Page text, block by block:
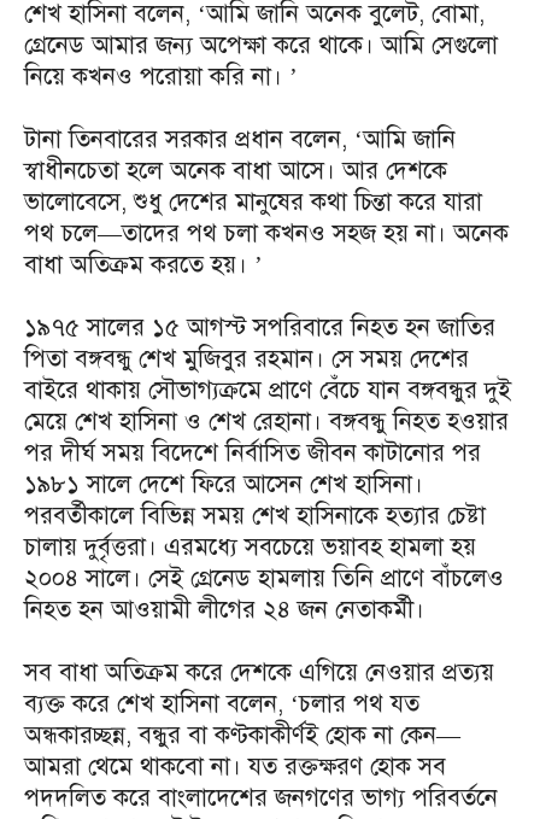
শেখ হাসিনা বলেন, ‘আমি জানি অনেক বুলেট, বোমা,
গ্রেনেড আমার জন্য অপেক্ষা করে থাকে। আমি সেগুলো
নিয়ে কখনও পরোয়া করি না। ’
টানা তিনবারের সরকার প্রধান বলেন, ‘আমি জানি
স্বাধীনচেতা হলে অনেক বাধা আসে। আর দেশকে
ভালোবেসে, শুধু দেশের মানুষের কথা চিন্তা করে যারা
পথ চলে—তাদের পথ চলা কখনও সহজ হয় না। অনেক
বাধা অতিক্রম করতে হয়। ’
১৯৭৫ সালের ১৫ আগস্ট সপরিবারে নিহত হন জাতির
পিতা বঙ্গবন্ধু শেখ মুজিবুর রহমান। সে সময় দেশের
বাইরে থাকায় সৌভাগ্যক্রমে প্রাণে বেঁচে যান বঙ্গবন্ধুর দুই
মেয়ে শেখ হাসিনা ও শেখ রেহানা। বঙ্গবন্ধু নিহত হওয়ার
পর দীর্ঘ সময় বিদেশে নির্বাসিত জীবন কাটানোর পর
১৯৮১ সালে দেশে ফিরে আসেন শেখ হাসিনা।
পরবর্তীকালে বিভিন্ন সময় শেখ হাসিনাকে হত্যার চেষ্টা
চালায় দুর্বৃত্তরা। এরমধ্যে সবচেয়ে ভয়াবহ হামলা হয়
২০০৪ সালে। সেই গ্রেনেড হামলায় তিনি প্রাণে বাঁচলেও
নিহত হন আওয়ামী লীগের ২৪ জন নেতাকর্মী।
সব বাধা অতিক্রম করে দেশকে এগিয়ে নেওয়ার প্রত্যয়
ব্যক্ত করে শেখ হাসিনা বলেন, ‘চলার পথ যত
অন্ধকারচ্ছন্ন, বন্ধুর বা কণ্টকাকীর্ণই হোক না কেন—
আমরা থেমে থাকবো না। যত রক্তক্ষরণ হোক সব
পদদলিত করে বাংলাদেশের জনগণের ভাগ্য পরিবর্তনে